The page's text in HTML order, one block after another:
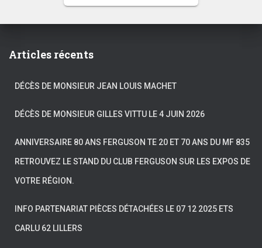
Articles récents
DÉCÈS DE MONSIEUR JEAN LOUIS MACHET
DÉCÈS DE MONSIEUR GILLES VITTU LE 4 JUIN 2026
ANNIVERSAIRE 80 ANS FERGUSON TE 20 ET 70 ANS DU MF 835
RETROUVEZ LE STAND DU CLUB FERGUSON SUR LES EXPOS DE
VOTRE RÉGION.
INFO PARTENARIAT PIÈCES DÉTACHÉES LE 07 12 2025 ETS
CARLU 62 LILLERS